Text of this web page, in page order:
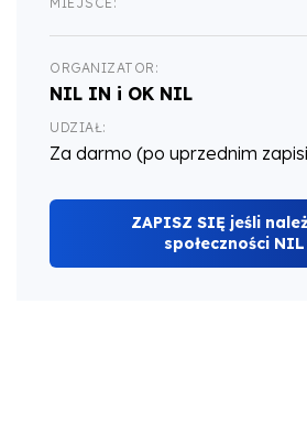
ORGANIZATOR:
NIL IN i OK NIL
UDZIAŁ:
Za darmo (po uprzednim
ZAPISZ SIĘ jeśli
społeczności